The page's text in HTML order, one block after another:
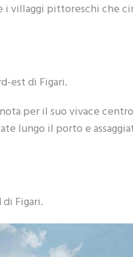
villaggi pittoreschi che
est di Figari.
per il suo vivace
lungo il porto e
di Figari.